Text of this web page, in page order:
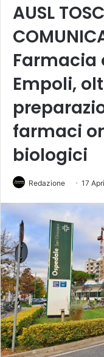
AUSL
Farmacia
Empoli,
farmaci
biologici
Redazione 17